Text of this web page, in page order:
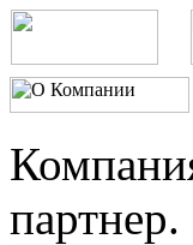
партнер.